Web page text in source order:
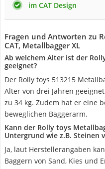
im CAT Design
Fragen und Antworten zu
CAT, Metallbagger XL
Ab welchem Alter ist der
geeignet?
Der Rolly toys 513215
Alter von drei Jahren
zu 34 kg. Zudem hat er eine
beweglichen Baggerarm.
Kann der Rolly toys
Untergrund wie z.B. Steinen
Ja, laut Herstellerangaben
Baggern von Sand, Kies und